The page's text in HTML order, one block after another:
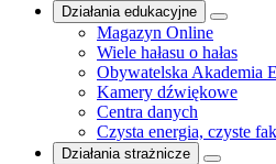
Działania edukacyjne
Magazyn Online
Wiele hałasu o hałas
Obywatelska Akademia
Kamery dźwiękowe
Centra danych
Czysta energia, czyste
Działania strażnicze